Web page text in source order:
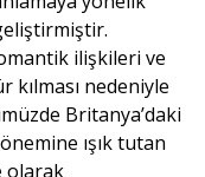
ilişkileri ve
kılması nedeniyle
Britanya’daki
ışık tutan
olarak